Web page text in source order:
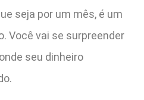
seja por um mês, é um
Você vai se surpreender
seu dinheiro